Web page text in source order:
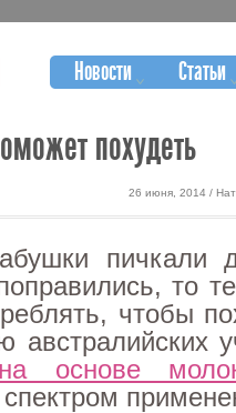
Новости Статьи
похудеть
26 июня, 2014 /
пичкали
то
чтобы
австралийских
основе